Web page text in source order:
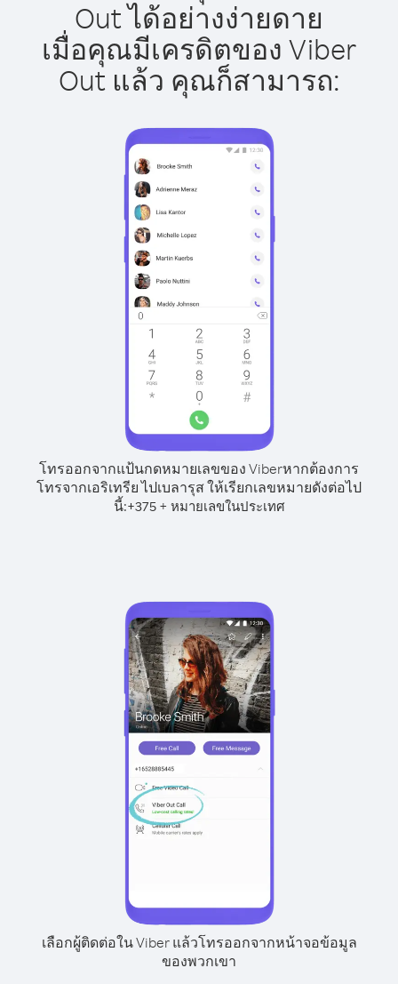
Out ได้อย่างง่ายดาย
เมื่อคุณมีเครดิตของ Viber
Out แล้ว คุณก็สามารถ:
โทรออกจากแป้นกดหมายเลขของ Viberหากต้องการ
โทรจากเอริเทรีย ไปเบลารุส ให้เรียกเลขหมายดังต่อไป
นี้:+375+ หมายเลขในประเทศ
เลือกผู้ติดต่อใน Viber แล้วโทรออกจากหน้าจอข้อมูล
ของพวกเขา